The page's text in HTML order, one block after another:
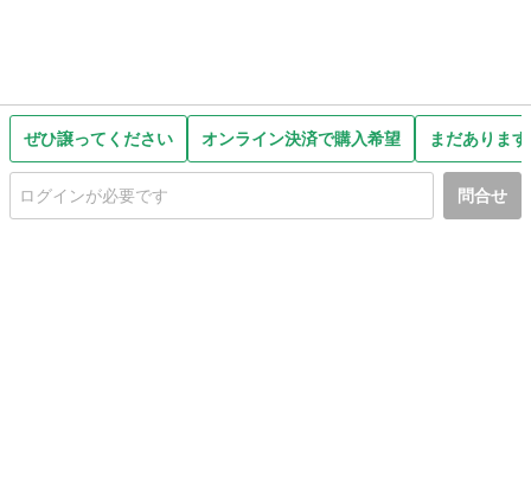
ぜひ譲ってください オンライン決済で購入希望 まだありま
問合せ